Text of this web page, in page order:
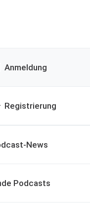
Anmeldung
Registrierung
News
Podcasts